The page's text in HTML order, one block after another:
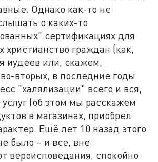
Однако как-то не
о каких-то
сертификациях для
граждан (как,
иудеев или, скажем,
вторых, в последние годы
"халялизации" всего и вся,
услуг (об этом мы расскажем
в магазинах, приобрёл
Ещё лет 10 назад этого
было – и все, вне
вероисповедания, спокойно